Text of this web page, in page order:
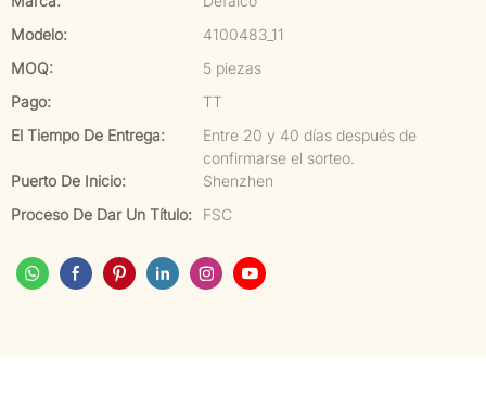
Modelo:
4100483_11
MOQ:
5 piezas
Pago:
TT
El Tiempo De Entrega:
Entre 20 y 40 días después de
confirmarse el sorteo.
Puerto De Inicio:
Shenzhen
Proceso De Dar Un Título:
FSC